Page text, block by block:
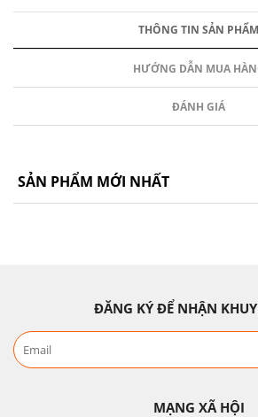
THÔNG TIN SẢN PHẨM
HƯỚNG DẪN MUA
ĐÁNH GIÁ
SẢN PHẨM MỚI NHẤT
ĐĂNG KÝ ĐỂ NHẬN
MẠNG XÃ HỘI